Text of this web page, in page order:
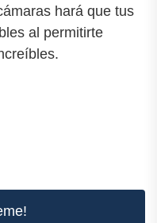
hará que tus
al permitirte